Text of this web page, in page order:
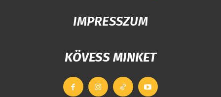
IMPRESSZUM
KÖVESS MINKET